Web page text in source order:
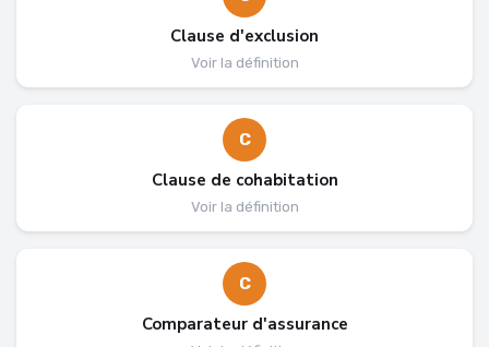
Clause d'exclusion
Voir la définition
C
Clause de cohabitation
Voir la définition
C
Comparateur d'assurance